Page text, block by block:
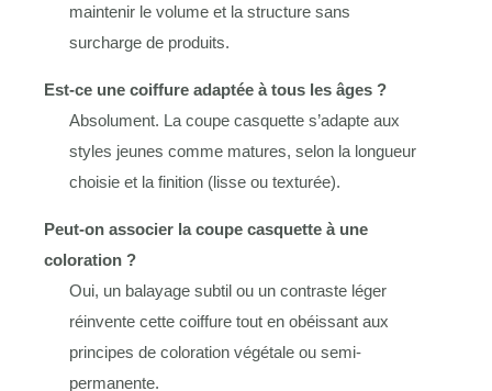
maintenir le volume et la structure sans
surcharge de produits.
Est-ce une coiffure adaptée à tous les âges ?
Absolument. La coupe casquette s’adapte aux
styles jeunes comme matures, selon la longueur
choisie et la finition (lisse ou texturée).
Peut-on associer la coupe casquette à une
coloration ?
Oui, un balayage subtil ou un contraste léger
réinvente cette coiffure tout en obéissant aux
principes de coloration végétale ou semi-
permanente.